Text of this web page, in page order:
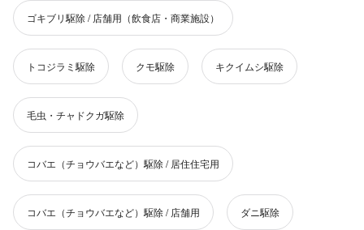
ゴキブリ駆除 / 店舗用（飲食店・商業施設）
トコジラミ駆除 クモ駆除 キクイムシ駆除
毛虫・チャドクガ駆除
コバエ（チョウバエなど）駆除 / 居住住宅用
コバエ（チョウバエなど）駆除 / 店舗用 ダニ駆除